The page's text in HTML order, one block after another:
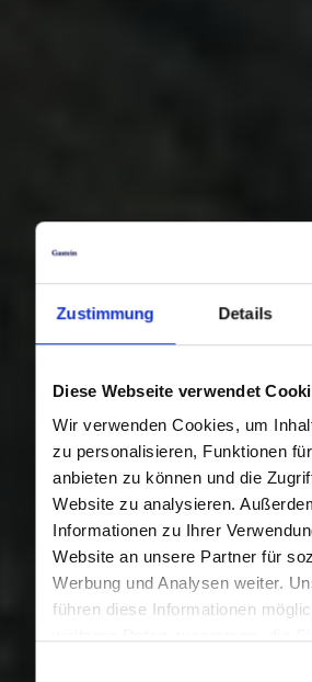
Zustimmung Details
Diese Webseite verwendet
Wir verwenden Cookies, um
zu personalisieren, Funktionen
anbieten zu können und die
Website zu analysieren.
Informationen zu Ihrer
Website an unsere Partner für
Werbung und Analysen weiter.
führen diese Informationen